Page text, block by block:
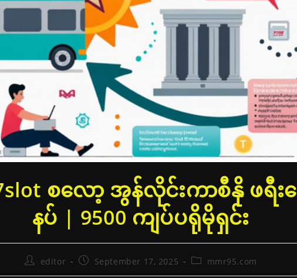
စလော့ အွန်လိုင်းကာစီနို ဖရီး
နပ် | 9500 ကျပ်ပရိုမိုရှင်း
Posteditor
PostSeptember 17, 2025
Postmmr95.com